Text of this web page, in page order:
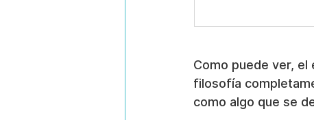
Como puede ver,
filosofía
como algo que se